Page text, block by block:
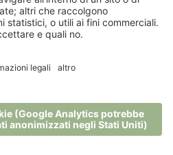
Reset - 7 giorni
- 22.11.2026
con il riposo ...